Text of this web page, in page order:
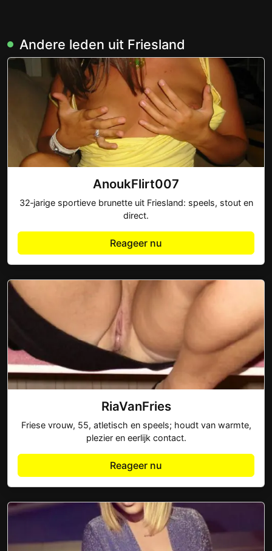
Andere leden uit Friesland
AnoukFlirt007
32‑jarige sportieve brunette uit Friesland: speels, stout en
direct.
Reageer nu
RiaVanFries
Friese vrouw, 55, atletisch en speels; houdt van warmte,
plezier en eerlijk contact.
Reageer nu